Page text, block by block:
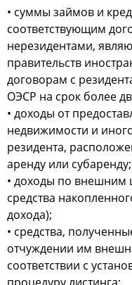
• суммы займов и
соответствующим
нерезидентами,
правительств
договорам с
ОЭСР на срок более
• доходы от
недвижимости и
резидента,
аренду или субаренду;
• доходы по внешним
средства
дохода);
• средства,
отчуждении им
соответствии с